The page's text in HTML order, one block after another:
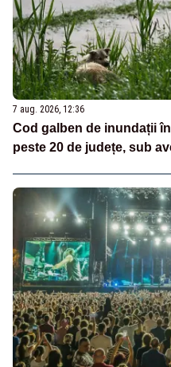
7 aug. 2026, 12:36
Cod galben de inundații
peste 20 de județe, sub